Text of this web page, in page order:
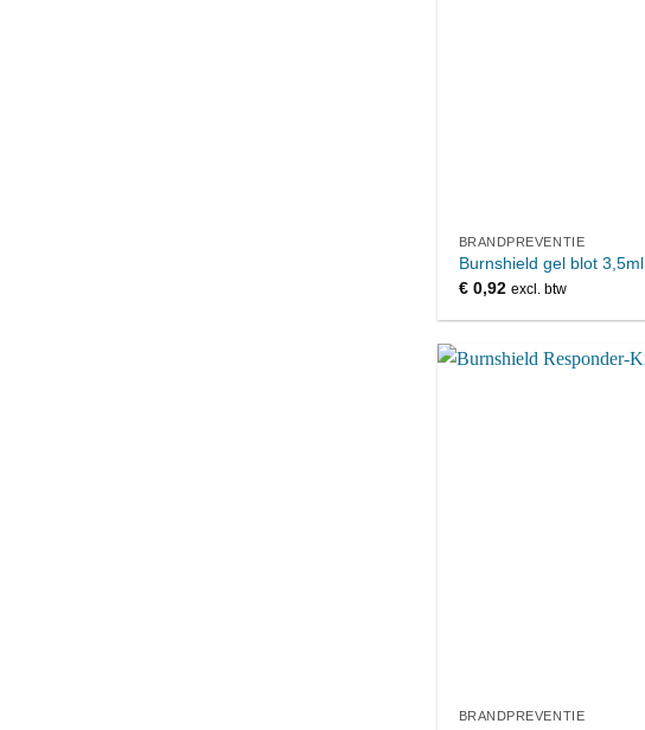
BRANDPREVENTIE
Burnshield gel blot 3,5ml
€0,92 excl. btw
BRANDPREVENTIE